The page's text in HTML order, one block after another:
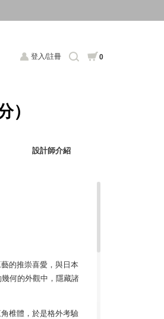
登入/註冊 0
）
設計師介紹
的推崇喜愛，與日本
何的外觀中，隱藏諸
椎體，於是格外考驗